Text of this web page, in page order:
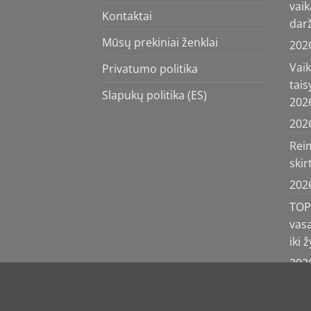
Kontaktai
Mūsų prekiniai ženklai
Privatumo politika
Slapukų politika (ES)
iki